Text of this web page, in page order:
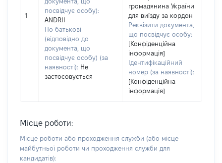
1
посвідчує особу):
ANDRII
По батькові
(відповідно до
документа, що
посвідчує особу) (за
наявності): Не
застосовується
громадянина України
для виїзду за кордон
Реквізити документа,
що посвідчує особу:
[Конфіденційна
інформація]
Ідентифікаційний
номер (за наявності):
[Конфіденційна
інформація]
Місце роботи:
Місце роботи або проходження служби (або місце
майбутньої роботи чи проходження служби для
кандидатів):